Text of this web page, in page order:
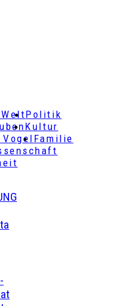
WeltPolitik
Kultur
Familie